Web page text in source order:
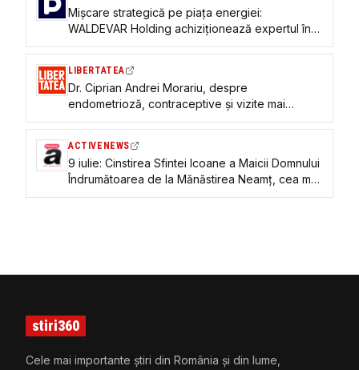
Mișcare strategică pe piața energiei:
WALDEVAR Holding achiziționează expertul în
rețele electrice de înaltă tensiune Elemo și
LIBERTATEA
Dr. Ciprian Andrei Morariu, despre
endometrioză, contraceptive și vizite mai
regulate la ginecolog: „Corpul femeii este supus
ACTIVENEWS
9 iulie: Cinstirea Sfintei Icoane a Maicii Domnului
Îndrumătoarea de la Mănăstirea Neamț, cea mai
veche icoană făcătoare de minuni din România
stiri360
Cele mai importante știri din România și din lume,